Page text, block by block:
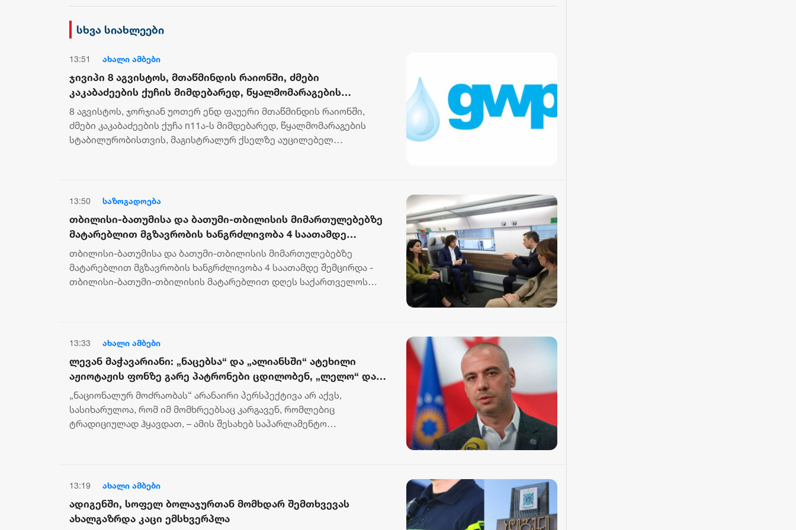
დამხობის მიზნით
დაორგანიზებული შეკრების
სხვა სიახლეები
13:51 ახალი ამბები
ჯივიპი 8 აგვისტოს, მთაწმინდის რაიონში, ძმები
კაკაბაძეების ქუჩის მიმდებარედ, წყალმომარაგების
სტაბილურობისთვის, მაგისტრალურ ქსელზე აუცილებელ
სამუშაოებს ჩაატარებს
8 აგვისტოს, ჯორჯიან უოთერ ენდ ფაუერი მთაწმინდის რაიონში,
ძმები კაკაბაძეების ქუჩა n11ა-ს მიმდებარედ, წყალმომარაგების
სტაბილურობისთვის, მაგისტრალურ ქსელზე აუცილებელ
13:50 საზოგადოება
თბილისი-ბათუმისა და ბათუმი-თბილისის მიმართულებებზე
მატარებლით მგზავრობის ხანგრძლივობა 4 საათამდე
შემცირდა - მატარებლით საქართველოს პრემიერ-მინისტრმა
ირაკლი კობახიძემ იმგზავრა
თბილისი-ბათუმისა და ბათუმი-თბილისის მიმართულებებზე
მატარებლით მგზავრობის ხანგრძლივობა 4 საათამდე შემცირდა -
თბილისი-ბათუმი-თბილისის მატარებლით დღეს საქართველოს
13:33 ახალი ამბები
ლევან მაჭავარიანი: „ნაცებსა“ და „ალიანსში“ ატეხილი
აჟიოტაჟის ფონზე გარე პატრონები ცდილობენ, „ლელო“ და
გახარიას პარტია ამ პროცესებს მოარიდონ, რათა 2028 წლის
საპარლამენტო არჩევნებზე ფსონი მათზე გაკეთდეს
„ნაციონალურ მოძრაობას“ არანაირი პერსპექტივა არ აქვს,
სასიხარულოა, რომ იმ მომხრეებსაც კარგავენ, რომლებიც
ტრადიციულად ჰყავდათ, – ამის შესახებ საპარლამენტო
13:19 ახალი ამბები
ადიგენში, სოფელ ბოლაჯურთან მომხდარ შემთხვევას
ახალგაზრდა კაცი ემსხვერპლა